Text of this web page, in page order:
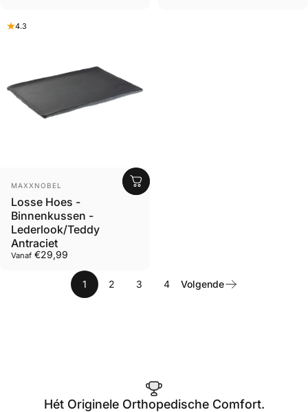
4.3
Leverancier
MAXXNOBEL
Losse Hoes -
Binnenkussen -
Lederlook/Teddy
Antraciet
Vanaf €29,99
1 2 3 4 Volgende
Hét Originele Orthopedische Comfort.